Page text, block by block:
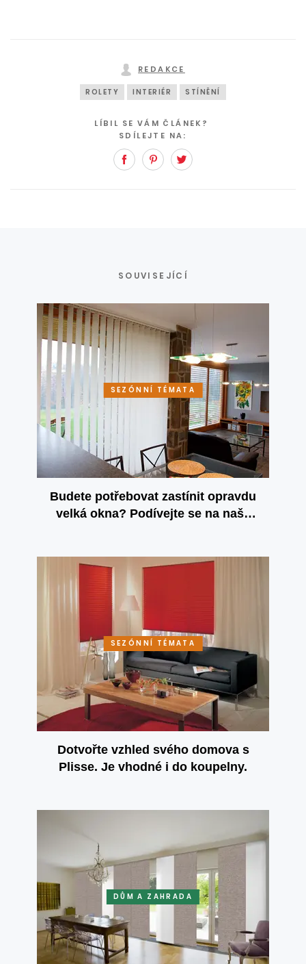
REDAKCE
ROLETY INTERIÉR STÍNĚNÍ
LÍBIL SE VÁM ČLÁNEK?
SDÍLEJTE NA:
FacebookPinterest
SOUVISEJÍCÍ
SEZÓNNÍ TÉMATA
Budete potřebovat zastínit opravdu
velká okna? Podívejte se na naše
SEZÓNNÍ TÉMATA
Dotvořte vzhled svého domova s
Plisse. Je vhodné i do koupelny.
DŮM A ZAHRADA